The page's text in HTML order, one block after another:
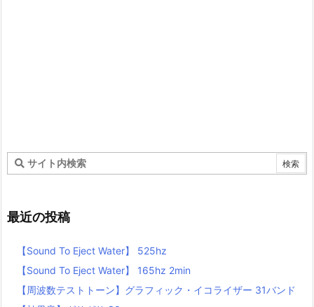
最近の投稿
【Sound To Eject Water】 525hz
【Sound To Eject Water】 165hz 2min
【周波数テストトーン】グラフィック・イコライザー 31バンド